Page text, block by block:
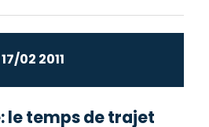
17/02 2011
le temps de trajet